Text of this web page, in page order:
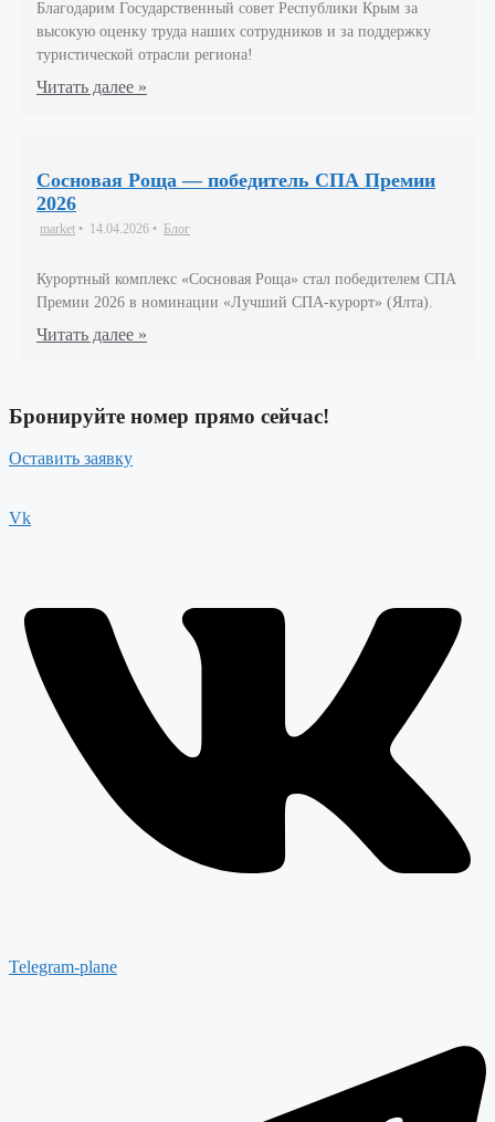
Благодарим Государственный совет Республики Крым за
высокую оценку труда наших сотрудников и за поддержку
туристической отрасли региона!
Читать далее »
Сосновая Роща — победитель СПА Премии
2026
market • 14.04.2026 • Блог
Курортный комплекс «Сосновая Роща» стал победителем СПА
Премии 2026 в номинации «Лучший СПА-курорт» (Ялта).
Читать далее »
Бронируйте номер прямо сейчас!
Оставить заявку
Vk
Telegram-plane